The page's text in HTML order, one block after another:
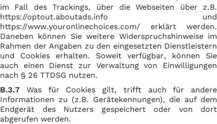
im Fall des Trackings, über die Webseiten über z.B.
https://optout.aboutads.info und
https://www.youronlinechoices.com/ erklärt werden.
Daneben können Sie weitere Widerspruchshinweise im
Rahmen der Angaben zu den eingesetzten Dienstleistern
und Cookies erhalten. Soweit verfügbar, können Sie
auch einen Dienst zur Verwaltung von Einwilligungen
nach § 26 TTDSG nutzen.
B.3.7 Was für Cookies gilt, trifft auch für andere
Informationen zu (z.B. Gerätekennungen), die auf dem
Endgerät des Nutzers gespeichert oder von dort
abgerufen werden.